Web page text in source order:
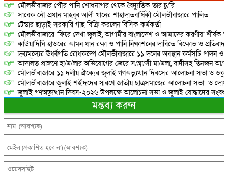
মৌলভীবাজার পৌর পানি শোধনাগার থেকে বৈদ্যুতিক তার চু/রি
সাবেক নৌ প্রধান মাহবুব আলী খানের শাহাদাতবার্ষিকী মৌলভীবাজারে পালিত
টেন্ডার ছাড়াই সরকারি গাছ বিক্রি করলেন বিসিক কর্মকর্তা
মৌলভীবাজারে ‘ফিরে দেখা জুলাই, আগামীর বাংলাদেশ ও আমাদের করণীয়’ শীর্ষক
কাউয়াদিঘি হাওরের আমন ধান রক্ষা ও পানি নিষ্কাশনের দাবিতে বিক্ষোভ ও
দ্রব্যমূল্যের ঊর্ধ্বগতি রোধকল্পে মৌলভীবাজারে ১১ দলের অবস্থান কর্মসূচি পালন ও
আদালত প্রাঙ্গণে হা/ম/লার অভিযোগের জেরে স/ন্ত্রা/সী মা/মলা, বাদীসহ তিনজন আ/
মৌলভীবাজারে ১১ দলীয় ঐক্যের জুলাই গণঅভ্যুত্থান দিবসের আলোচনা সভা ও
মৌলভীবাজারে জুলাই শহীদদের স্মরণে জাতীয় ছাত্রসমাজের আলোচনা সভা ও
জুলাই গণঅভ্যুত্থান দিবস-২০২৬ উপলক্ষে আলোচনা সভা ও জুলাই যোদ্ধাদের
মন্তব্য করুন